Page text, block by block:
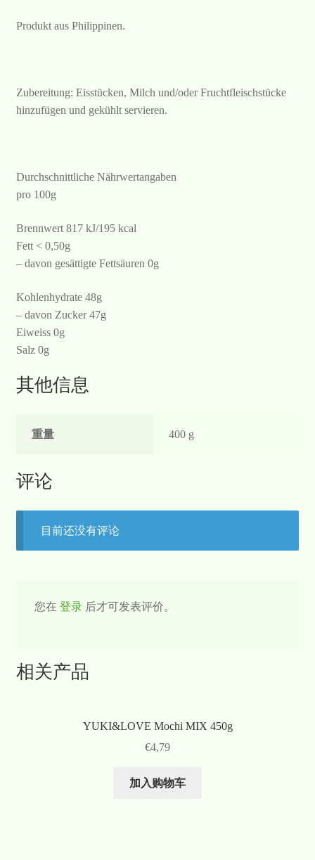
Produkt aus Philippinen.
Zubereitung: Eisstücken, Milch und/oder Fruchtfleischstücke
hinzufügen und gekühlt servieren.
Durchschnittliche Nährwertangaben
pro 100g
Brennwert 817 kJ/195 kcal
Fett < 0,50g
– davon gesättigte Fettsäuren 0g
Kohlenhydrate 48g
– davon Zucker 47g
Eiweiss 0g
Salz 0g
其他信息
重量 400 g
评论
目前还没有评论
您在 登录后才可发表评价。
相关产品
YUKI&LOVE Mochi MIX 450g
€4,79
加入购物车